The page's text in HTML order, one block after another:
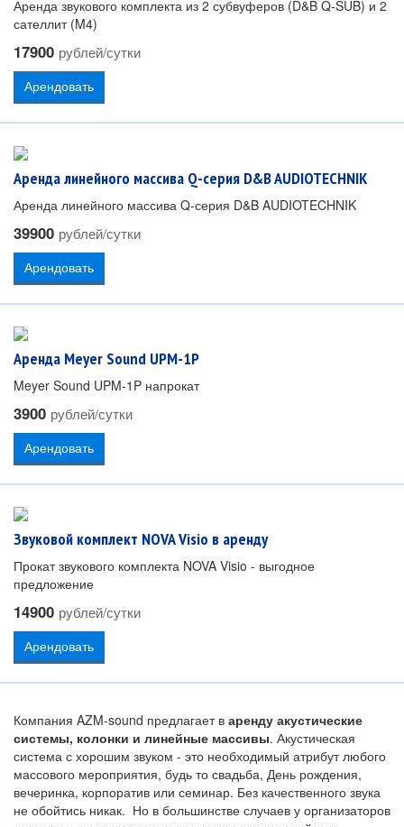
Аренда звукового комплекта из 2 субвуферов (D&B Q-SUB) и 2
сателлит (M4)
17900 рублей/сутки
Арендовать
Аренда линейного массива Q-серия D&B AUDIOTECHNIK
Аренда линейного массива Q-серия D&B AUDIOTECHNIK
39900 рублей/сутки
Арендовать
Аренда Meyer Sound UPM-1P
Meyer Sound UPM-1P напрокат
3900 рублей/сутки
Арендовать
Звуковой комплект NOVA Visio в аренду
Прокат звукового комплекта NOVA Visio - выгодное
предложение
14900 рублей/сутки
Арендовать
Компания AZM-sound предлагает в аренду акустические
системы, колонки и линейные массивы. Акустическая
система с хорошим звуком - это необходимый атрибут любого
массового мероприятия, будь то свадьба, День рождения,
вечеринка, корпоратив или семинар. Без качественного звука
не обойтись никак. Но в большинстве случаев у организаторов